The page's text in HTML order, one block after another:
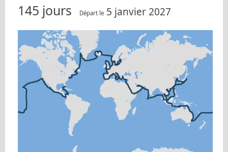
145 jours Départ le 5 janvier 2027